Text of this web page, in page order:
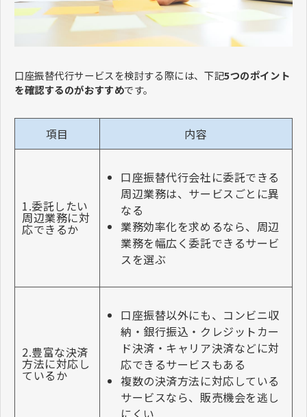
口座振替代行サービスを検討する際には、下記5つのポイント
を確認するのがおすすめです。
項目 内容
1.委託したい
周辺業務に対
応できるか
口座振替代行会社に委託できる
周辺業務は、サービスごとに異
なる
業務効率化を求めるなら、周辺
業務を幅広く委託できるサービ
スを選ぶ
2.豊富な決済
方法に対応し
ているか
口座振替以外にも、コンビニ収
納・銀行振込・クレジットカー
ド決済・キャリア決済などに対
応できるサービスもある
複数の決済方法に対応している
サービスなら、販売機会を逃し
にくい